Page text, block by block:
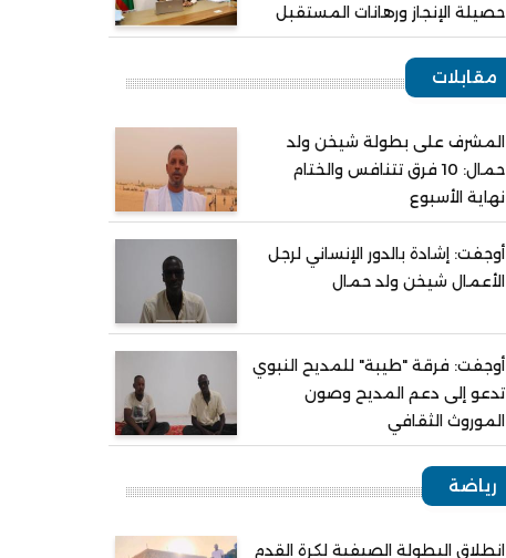
حصيلة الإنجاز ورهانات المستقبل
مقابلات
المشرف على بطولة شيخن ولد
حمال: 10 فرق تتنافس والختام
نهاية الأسبوع
أوجفت: إشادة بالدور الإنساني لرجل
الأعمال شيخن ولد حمال
أوجفت: فرقة "طيبة" للمديح النبوي
تدعو إلى دعم المديح وصون
الموروث الثقافي
رياضة
انطلاق البطولة الصيفية لكرة القدم